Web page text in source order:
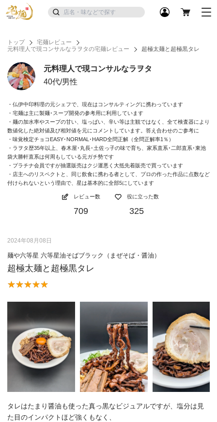
トップ
宅麺レビュー
元料理人で現コンサルなラヲタの宅麺レビュー
超極太麺と超極黒タレ
元料理人で現コンサルなラヲタ
40代/男性
・仏伊中印料理の元シェフで、現在はコンサルティングに携わっています
・宅麺は主に製麺･スープ開発の参考用に利用しています
・麺の加水率やスープの甘い、塩っぱい、辛い等は主観ではなく、全て検査器により
数値化した絶対値及び相対値を元にコメントしています。答え合わせのご参考に
・味覚検定チョコEASY･NORMAL･HARD全問正解（全問正解率1％）
・ラヲタ歴35年以上、春木屋･丸長･土佐っ子の味で育ち、家系直系･二郎直系･東池
袋大勝軒直系は何周もしている元ガチ勢です
・プラチナ会員ですが抽選販売はクジ運悪く大抵先着販売で買っています
・店主へのリスペクトと、同じ飲食に携わる者として、プロの作った作品に点数など
付けられないという理由で、星は基本的に全部5にしています
レビュー数
709
役に立った数
325
2024年08月08日
麺や六等星 六等星油そばブラック（まぜそば・醤油）
超極太麺と超極黒タレ
タレはたまり醤油も使った真っ黒なビジュアルですが、塩分は見
た目のインパクトほど強くもなく、